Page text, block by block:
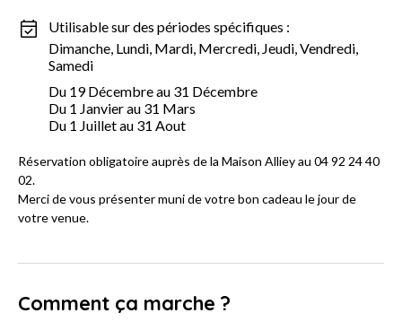
Utilisable sur des périodes spécifiques :
Dimanche, Lundi, Mardi, Mercredi, Jeudi, Vendredi,
Samedi
Du 19 Décembre au 31 Décembre
Du 1 Janvier au 31 Mars
Du 1 Juillet au 31 Aout
Réservation obligatoire auprès de la Maison Alliey au 04 92 24 40
02.
Merci de vous présenter muni de votre bon cadeau le jour de
votre venue.
Comment ça marche ?